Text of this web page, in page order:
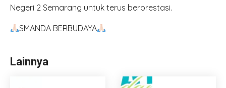
Negeri 2 Semarang untuk terus berprestasi.
SMANDA BERBUDAYA
Lainnya